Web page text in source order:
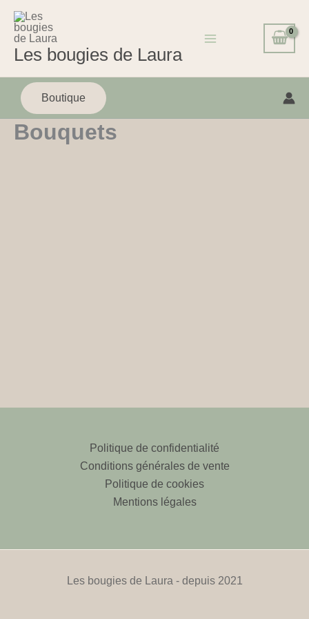
contenu
Les bougies de Laura
Boutique
Bouquets
Politique de confidentialité
Conditions générales de vente
Politique de cookies
Mentions légales
Les bougies de Laura - depuis 2021